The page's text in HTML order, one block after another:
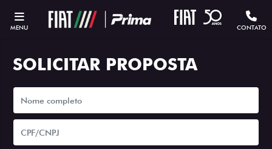
MENU CONTATO
SOLICITAR PROPOSTA